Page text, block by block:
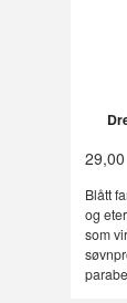
29,00
Blått
og
som